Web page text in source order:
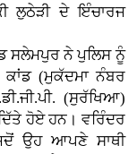
ਲੁਠੇੜੀ ਦੇ ਇੰਚਾਰਜ
ਸਲੇਮਪੁਰ ਨੇ ਪੁਲਿਸ ਨੂੰ
(ਮੁਕੱਦਮਾ ਨੰਬਰ
(ਸੁਰੱਖਿਆ)
ਹੋਏ ਹਨ। ਵਰਿੰਦਰ
ਉਹ ਆਪਣੇ ਸਾਥੀ